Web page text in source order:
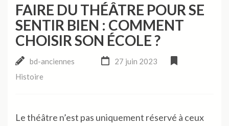
FAIRE DU THÉÂTRE POUR SE
SENTIR BIEN : COMMENT
CHOISIR SON ÉCOLE ?
bd-anciennes
27 juin 2023
Histoire
Le théâtre n’est pas uniquement réservé à ceux